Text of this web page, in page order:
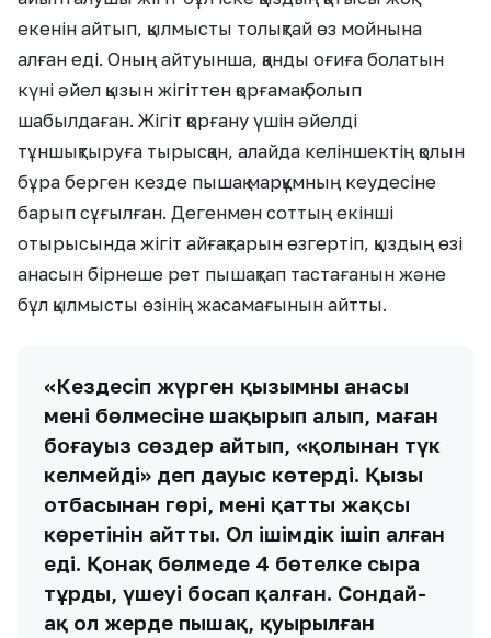
екенін айтып, қылмысты толықтай өз мойнына
алған еді. Оның айтуынша, қанды оғиға болатын
күні әйел қызын жігіттен қорғамақ болып
шабылдаған. Жігіт қорғану үшін әйелді
тұншықтыруға тырысқан, алайда келіншектің қолын
бұра берген кезде пышақ марқұмның кеудесіне
барып сұғылған. Дегенмен соттың екінші
отырысында жігіт айғақтарын өзгертіп, қыздың өзі
анасын бірнеше рет пышақтап тастағанын және
бұл қылмысты өзінің жасамағынын айтты.
«Кездесіп жүрген қызымның анасы
мені бөлмесіне шақырып алып, маған
боғауыз сөздер айтып, «қолыңнан түк
келмейді» деп дауыс көтерді. Қызы
отбасынан гөрі, мені қатты жақсы
көретінін айтты. Ол ішімдік ішіп алған
еді. Қонақ бөлмеде 4 бөтелке сыра
тұрды, үшеуі босап қалған. Сондай-
ақ ол жерде пышақ, қуырылған